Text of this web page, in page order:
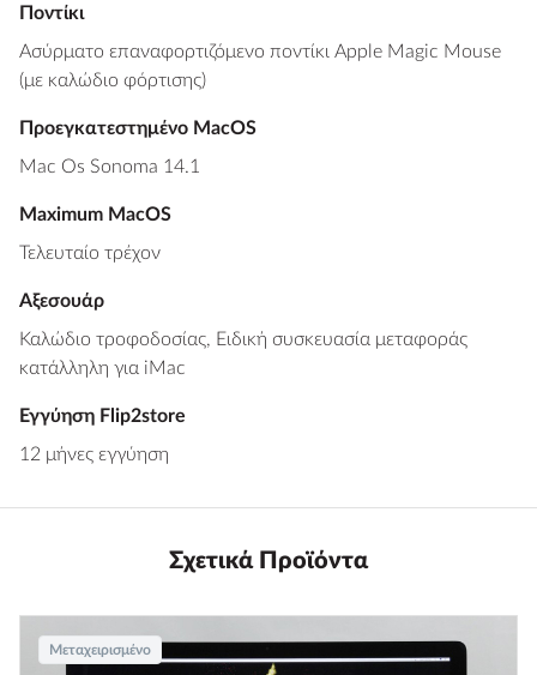
Ποντίκι
Ασύρματο επαναφορτιζόμενο ποντίκι Apple Magic Mouse
(με καλώδιο φόρτισης)
Προεγκατεστημένο MacOS
Mac Os Sonoma 14.1
Maximum MacOS
Τελευταίο τρέχον
Αξεσουάρ
Καλώδιο τροφοδοσίας, Ειδική συσκευασία μεταφοράς
κατάλληλη για iMac
Εγγύηση Flip2store
12 μήνες εγγύηση
Σχετικά Προϊόντα
Μεταχειρισμένο